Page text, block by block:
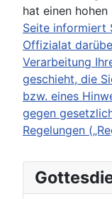
hat einen
Seite informiert
Offizialat
Verarbeitung
geschieht, die
bzw. eines
gegen
Regelungen